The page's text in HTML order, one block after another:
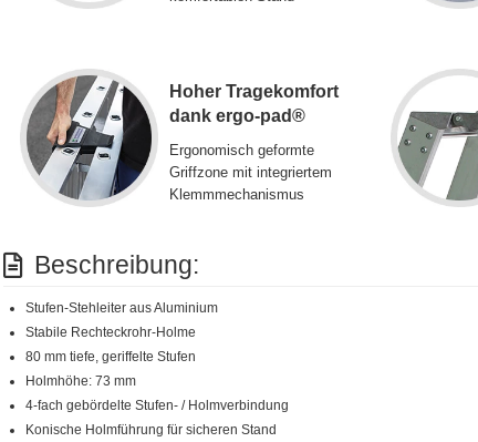
Hoher Tragekomfort
dank ergo-pad®
Ergonomisch geformte
Griffzone mit integriertem
Klemmmechanismus
Beschreibung:
Stufen-Stehleiter aus Aluminium
Stabile Rechteckrohr-Holme
80 mm tiefe, geriffelte Stufen
Holmhöhe: 73 mm
4-fach gebördelte Stufen- / Holmverbindung
Konische Holmführung für sicheren Stand